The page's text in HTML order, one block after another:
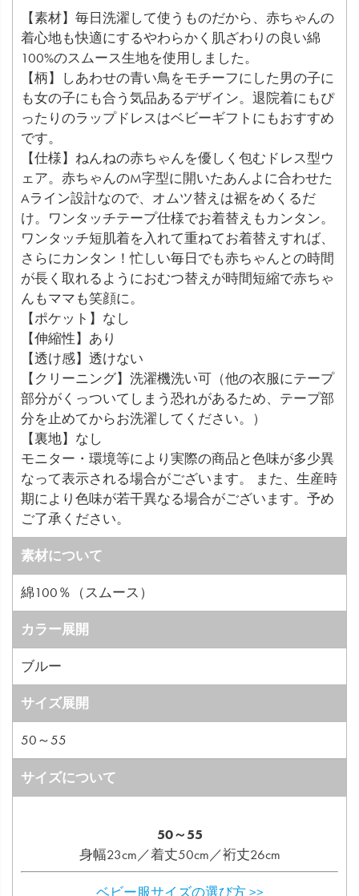
【素材】毎日洗濯して使うものだから、赤ちゃんの
着心地も快適にするやわらかく肌ざわりの良い綿
100%のスムース生地を使用しました。
【柄】しあわせの青い鳥をモチーフにした男の子に
も女の子にも合う気品あるデザイン。退院着にもぴ
ったりのラップドレスはベビーギフトにもおすすめ
です。
【仕様】ねんねの赤ちゃんを優しく包むドレス型ウ
ェア。赤ちゃんのM字型に開いたあんよに合わせた
Aライン設計なので、オムツ替えは裾をめくるだ
け。ワンタッチテープ仕様でお着替えもカンタン。
ワンタッチ短肌着を入れて重ねてお着替えすれば、
さらにカンタン！忙しい毎日でも赤ちゃんとの時間
が長く取れるようにおむつ替えが時間短縮で赤ちゃ
んもママも笑顔に。
【ポケット】なし
【伸縮性】あり
【透け感】透けない
【クリーニング】洗濯機洗い可（他の衣服にテープ
部分がくっついてしまう恐れがあるため、テープ部
分を止めてからお洗濯してください。）
【裏地】なし
モニター・環境等により実際の商品と色味が多少異
なって表示される場合がございます。 また、生産時
期により色味が若干異なる場合がございます。予め
ご了承ください。
素材について
綿100％（スムース）
カラー展開
ブルー
サイズ展開
50～55
サイズについて
50～55
身幅23cm／着丈50cm／裄丈26cm
ベビー服サイズの選び方 >>